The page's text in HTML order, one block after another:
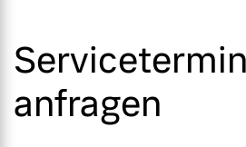
Servicetermin
anfragen